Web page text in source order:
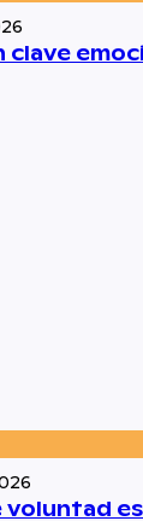
clave
voluntad